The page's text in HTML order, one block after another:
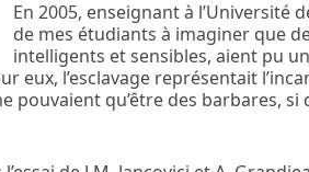
En 2005, enseignant à l’Université
de mes étudiants à imaginer que
intelligents et sensibles, aient pu
eux, l’esclavage représentait
pouvaient qu’être des barbares,